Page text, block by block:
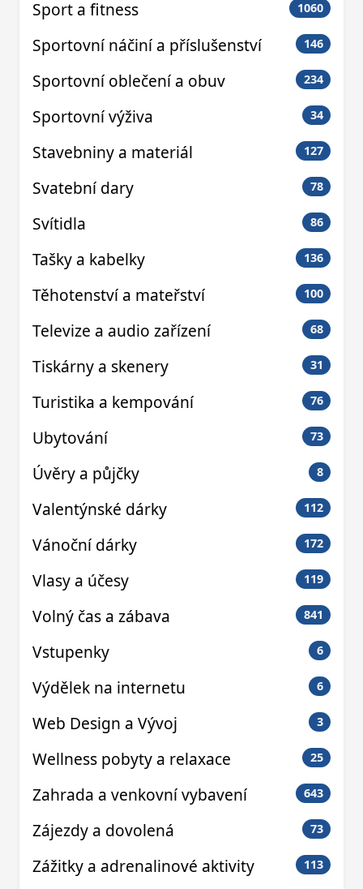
Sport a fitness 1060
Sportovní náčiní a příslušenství 146
Sportovní oblečení a obuv 234
Sportovní výživa 34
Stavebniny a materiál 127
Svatební dary 78
Svítidla 86
Tašky a kabelky 136
Těhotenství a mateřství 100
Televize a audio zařízení 68
Tiskárny a skenery 31
Turistika a kempování 76
Ubytování 73
Úvěry a půjčky 8
Valentýnské dárky 112
Vánoční dárky 172
Vlasy a účesy 119
Volný čas a zábava 841
Vstupenky 6
Výdělek na internetu 6
Web Design a Vývoj 3
Wellness pobyty a relaxace 25
Zahrada a venkovní vybavení 643
Zájezdy a dovolená 73
Zážitky a adrenalinové aktivity 113